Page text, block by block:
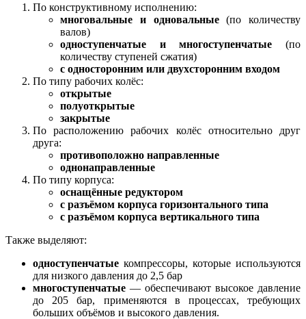
По конструктивному исполнению:
многовальные и одновальные(по количеству
валов)
одноступенчатые и многоступенчатые (по
количеству ступеней сжатия)
с односторонним или двухсторонним входом
По типу рабочих колёс:
открытые
полуоткрытые
закрытые
По расположению рабочих колёс относительно друг
друга:
противоположно направленные
однонаправленные
По типу корпуса:
оснащённые редуктором
с разъёмом корпуса горизонтального типа
с разъёмом корпуса вертикального типа
Также выделяют:
одноступенчатые компрессоры, которые используются
для низкого давления до 2,5 бар
многоступенчатые — обеспечивают высокое давление
до 205 бар, применяются в процессах, требующих
больших объёмов и высокого давления.